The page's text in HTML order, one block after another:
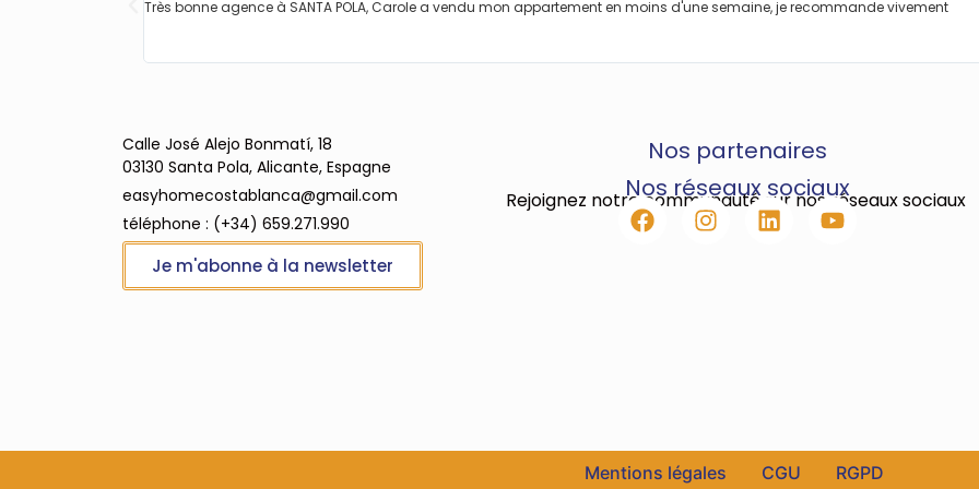
Très bonne agence à SANTA POLA, Carole a vendu mon appartement en moins d'une semaine, je recommande vivement
Calle José Alejo Bonmatí, 18
03130 Santa Pola, Alicante, Espagne
easyhomecostablanca@gmail.com
téléphone : (+34) 659.271.990
Je m'abonne à la newsletter
Nos partenaires
Nos réseaux sociaux
Rejoignez notre communauté sur nos réseaux sociaux
Mentions légales CGU RGPD